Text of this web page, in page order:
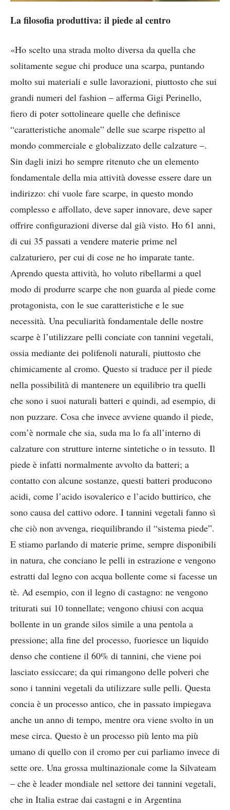
La filosofia produttiva: il piede al centro
«Ho scelto una strada molto diversa da quella che
solitamente segue chi produce una scarpa, puntando
molto sui materiali e sulle lavorazioni, piuttosto che sui
grandi numeri del fashion – afferma Gigi Perinello,
fiero di poter sottolineare quelle che definisce
“caratteristiche anomale” delle sue scarpe rispetto al
mondo commerciale e globalizzato delle calzature –.
Sin dagli inizi ho sempre ritenuto che un elemento
fondamentale della mia attività dovesse essere dare un
indirizzo: chi vuole fare scarpe, in questo mondo
complesso e affollato, deve saper innovare, deve saper
offrire configurazioni diverse dal già visto. Ho 61 anni,
di cui 35 passati a vendere materie prime nel
calzaturiero, per cui di cose ne ho imparate tante.
Aprendo questa attività, ho voluto ribellarmi a quel
modo di produrre scarpe che non guarda al piede come
protagonista, con le sue caratteristiche e le sue
necessità. Una peculiarità fondamentale delle nostre
scarpe è l’utilizzare pelli conciate con tannini vegetali,
ossia mediante dei polifenoli naturali, piuttosto che
chimicamente al cromo. Questo si traduce per il piede
nella possibilità di mantenere un equilibrio tra quelli
che sono i suoi naturali batteri e quindi, ad esempio, di
non puzzare. Cosa che invece avviene quando il piede,
com’è normale che sia, suda ma lo fa all’interno di
calzature con strutture interne sintetiche o in tessuto. Il
piede è infatti normalmente avvolto da batteri; a
contatto con alcune sostanze, questi batteri producono
acidi, come l’acido isovalerico e l’acido buttirico, che
sono causa del cattivo odore. I tannini vegetali fanno sì
che ciò non avvenga, riequilibrando il “sistema piede”.
E stiamo parlando di materie prime, sempre disponibili
in natura, che conciano le pelli in estrazione e vengono
estratti dal legno con acqua bollente come si facesse un
tè. Ad esempio, con il legno di castagno: ne vengono
triturati sui 10 tonnellate; vengono chiusi con acqua
bollente in un grande silos simile a una pentola a
pressione; alla fine del processo, fuoriesce un liquido
denso che contiene il 60% di tannini, che viene poi
lasciato essiccare; da qui rimangono delle polveri che
sono i tannini vegetali da utilizzare sulle pelli. Questa
concia è un processo antico, che in passato impiegava
anche un anno di tempo, mentre ora viene svolto in un
mese circa. Questo è un processo più lento ma più
umano di quello con il cromo per cui parliamo invece di
sette ore. Una grossa multinazionale come la Silvateam
– che è leader mondiale nel settore dei tannini vegetali,
che in Italia estrae dai castagni e in Argentina